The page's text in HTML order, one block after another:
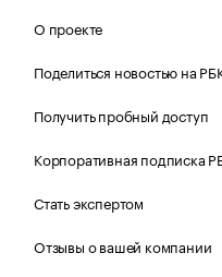
О проекте
Поделиться новостью на
Получить пробный доступ
Корпоративная подписка
Стать экспертом
Отзывы о вашей компании